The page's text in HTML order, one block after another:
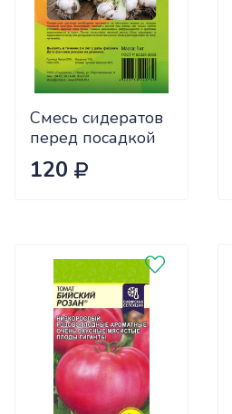
Смесь сидератов
перед посадкой
чеснока 0,5кг
САДОВИТА
120